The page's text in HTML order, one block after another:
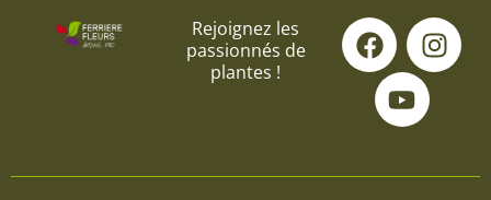
Rejoignez les
passionnés de
plantes !
F
a
c
e
o
I
n
s
g
Y
o
u
t
u
b